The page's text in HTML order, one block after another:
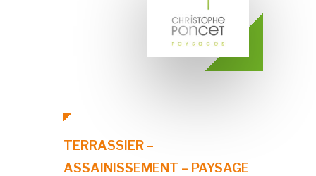
TERRASSIER –
ASSAINISSEMENT – PAYSAGE